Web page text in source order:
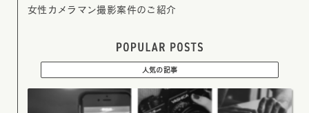
女性カメラマン撮影案件のご紹介
人気の記事